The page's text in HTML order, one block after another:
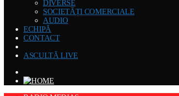
DIVERSE
SOCIETĂȚI COMERCIALE
AUDIO
ECHIPĂ
CONTACT
ASCULTĂ LIVE